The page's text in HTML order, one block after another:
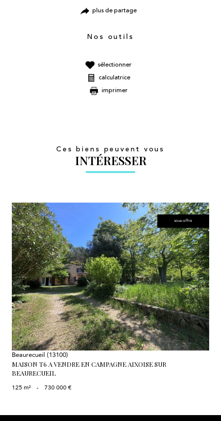
plus de partage
Nos outils
sélectionner
calculatrice
imprimer
Ces biens peuvent vous
INTÉRESSER
sous-offre
voir le bien
Beaurecueil (13100)
MAISON T6 A VENDRE EN CAMPAGNE AIXOISE SUR
BEAURECUEIL
125 m² - 730 000 €